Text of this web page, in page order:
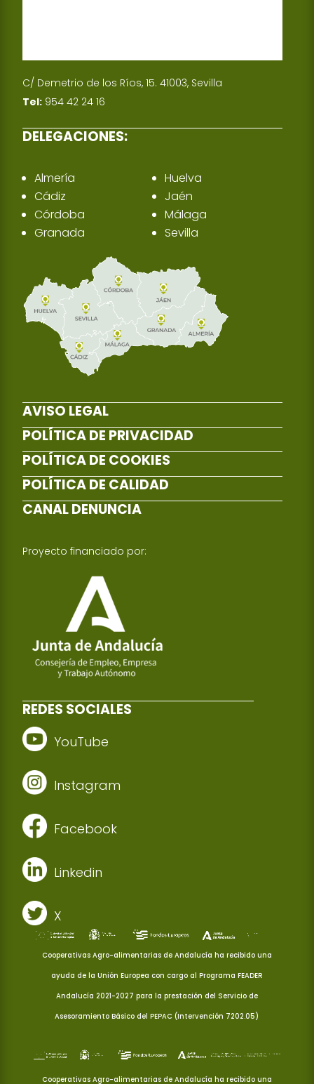
C/ Demetrio de los Ríos, 15. 41003, Sevilla
Tel: 954 42 24 16
DELEGACIONES:
Almería
Cádiz
Córdoba
Granada
Huelva
Jaén
Málaga
Sevilla
AVISO LEGAL
POLÍTICA DE PRIVACIDAD
POLÍTICA DE COOKIES
POLÍTICA DE CALIDAD
CANAL DENUNCIA
Proyecto financiado por:
REDES SOCIALES
YouTube
Instagram
Facebook
Linkedin
X
Cooperativas Agro-alimentarias de Andalucía ha recibido una
ayuda de la Unión Europea con cargo al Programa FEADER
Andalucía 2021-2027 para la prestación del Servicio de
Asesoramiento Básico del PEPAC (Intervención 7202.05)
Cooperativas Agro-alimentarias de Andalucía ha recibido una